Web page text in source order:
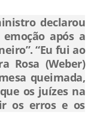
declarou
após a
“Eu fui ao
Rosa (Weber)
queimada,
os juízes na
os erros e os